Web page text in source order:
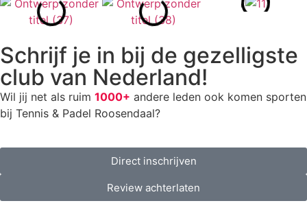
Schrijf je in bij de gezelligste
club van Nederland!
Wil jij net als ruim 1000+ andere leden ook komen sporten
bij Tennis & Padel Roosendaal?
Direct inschrijven
Review achterlaten